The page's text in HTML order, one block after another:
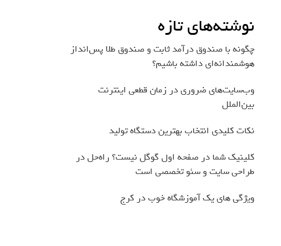
نوشته‌های تازه
چگونه با صندوق درآمد ثابت و صندوق طلا پس‌انداز
هوشمندانه‌ای داشته باشیم؟
وب‌سایت‌های ضروری در زمان قطعی اینترنت
بین‌الملل
نکات کلیدی انتخاب بهترین دستگاه تولید
کلینیک شما در صفحه اول گوگل نیست؟ راه‌حل در
طراحی سایت و سئو تخصصی است
ویژگی های یک آموزشگاه خوب در کرج